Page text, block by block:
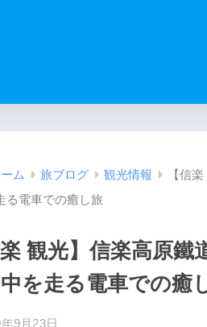
ム 旅ブログ 観光情報
【信
る電車での癒し旅
楽 観光】信楽高原
を走る電車での癒
9月23日